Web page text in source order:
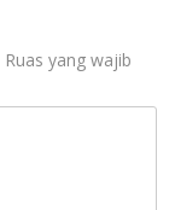
Ruas yang wajib